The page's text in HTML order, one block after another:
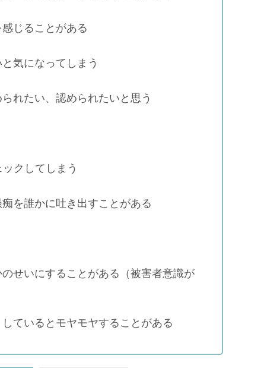
じることがある
気になってしまう
れたい、認められたいと思う
クしてしまう
を誰かに吐き出すことがある
せいにすることがある（被害者意識が
ているとモヤモヤすることがある